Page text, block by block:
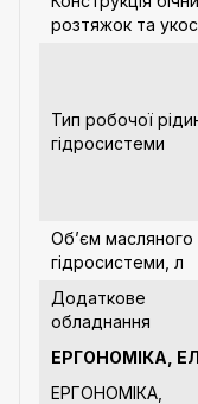
розтяжок та
Тип робочої
гідросистеми
Об’єм масляного
гідросистеми, л
Додаткове
обладнання
ЕРГОНОМІКА,
ЕРГОНОМІКА,